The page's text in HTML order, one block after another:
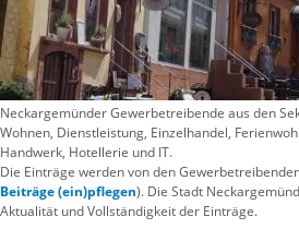
Neckargemünder Gewerbetreibende aus den
Wohnen, Dienstleistung, Einzelhandel,
Handwerk, Hotellerie und IT.
Die Einträge werden von den
Beiträge (ein)pflegen). Die Stadt
Aktualität und Vollständigkeit der Einträge.